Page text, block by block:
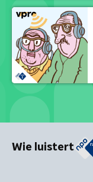
Wie luistert